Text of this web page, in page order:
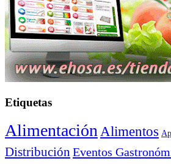
Etiquetas
Alimentación Alimentos
Distribución Eventos